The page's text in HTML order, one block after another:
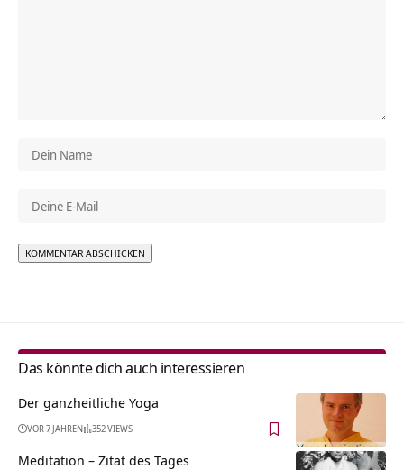
Das könnte dich auch interessieren
Der ganzheitliche Yoga
VOR 7 JAHREN 352 VIEWS
Meditation – Zitat des Tages